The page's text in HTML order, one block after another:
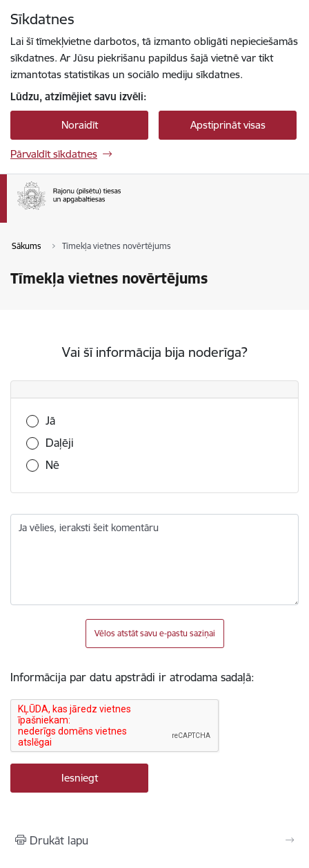
Sīkdatnes
Lai šī tīmekļvietne darbotos, tā izmanto obligāti nepieciešamās
sīkdatnes. Ar Jūsu piekrišanu papildus šajā vietnē var tikt
izmantotas statistikas un sociālo mediju sīkdatnes.
Lūdzu, atzīmējiet savu izvēli:
Noraidīt Apstiprināt visas
Pārvaldīt sīkdatnes
Sākums Tīmekļa vietnes novērtējums
Tīmekļa vietnes novērtējums
Vai šī informācija bija noderīga?
Vai šī informācija bija noderīga?
Jā
Daļēji
Nē
Ja vēlies, ieraksti šeit komentāru
Vēlos atstāt savu e-pastu saziņai
Informācija par datu apstrādi ir atrodama sadaļā:
Drukāt lapu